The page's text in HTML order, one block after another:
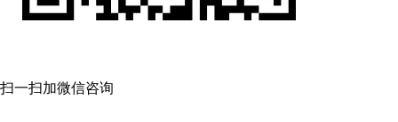
扫一扫加微信咨询